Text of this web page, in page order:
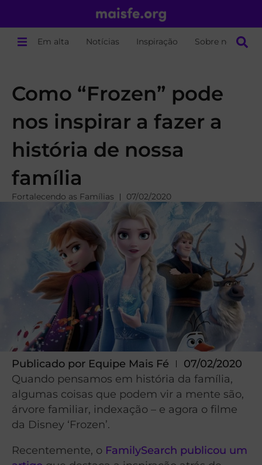
Em alta Notícias Inspiração Sobre nós
Como “Frozen” pode
nos inspirar a fazer a
história de nossa
família
Fortalecendo as Famílias 07/02/2020
Publicado por Equipe Mais Fé
07/02/2020
Quando pensamos em história da família,
algumas coisas que podem vir a mente são,
árvore familiar, indexação – e agora o filme
da Disney ‘Frozen’.
Recentemente, o FamilySearch publicou um